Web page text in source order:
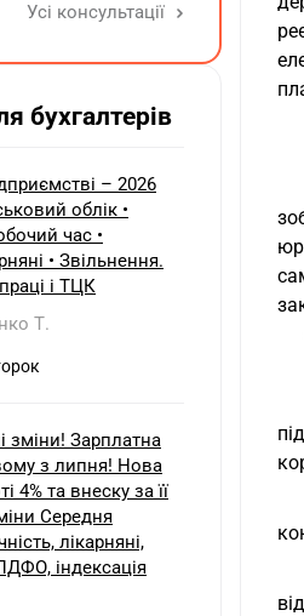
типів
Усі консультації
бухгалтерів
– 2026
облік •
час •
• Звільнення.
і ТЦК
Т.
зміни! Зарплатна
з липня! Нова
4% та внеску за її
Середня
лікарняні,
індексація